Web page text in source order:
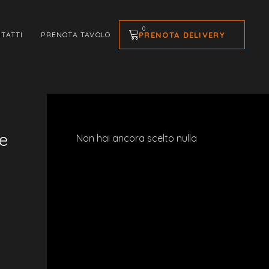
PRENOTA DELIVERY
PRENOTA TAVOLO
0
Non hai ancora scelto nulla